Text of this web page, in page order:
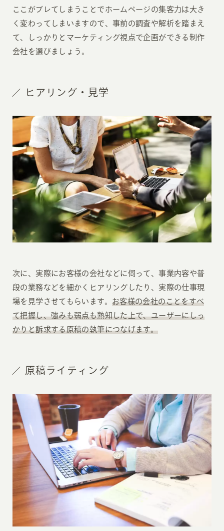
ここがブレてしまうことでホームページの集客力は大き
く変わってしまいますので、事前の調査や解析を踏まえ
て、しっかりとマーケティング視点で企画ができる制作
会社を選びましょう。
ヒアリング・見学
次に、実際にお客様の会社などに伺って、事業内容や普
段の業務などを細かくヒアリングしたり、実際の仕事現
場を見学させてもらいます。 お客様の会社のことをすべ
て把握し、強みも弱点も熟知した上で、ユーザーにしっ
かりと訴求する原稿の執筆につなげます。
原稿ライティング